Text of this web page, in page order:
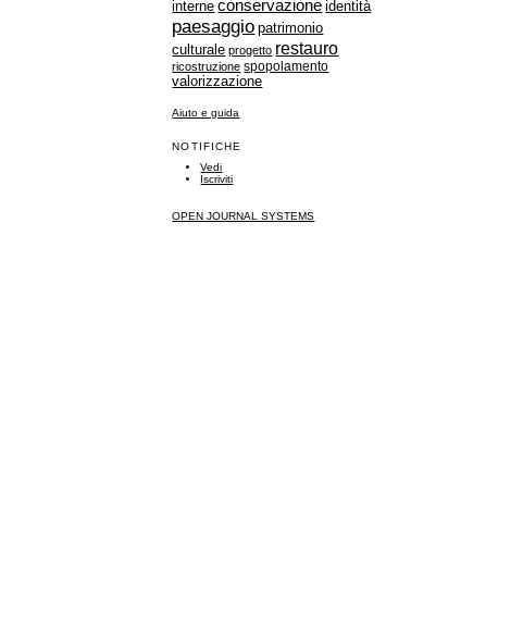
interne conservazione identità
paesaggio patrimonio
culturale progetto restauro
ricostruzione spopolamento
valorizzazione
Aiuto e guida
NOTIFICHE
Vedi
Iscriviti
OPEN JOURNAL SYSTEMS